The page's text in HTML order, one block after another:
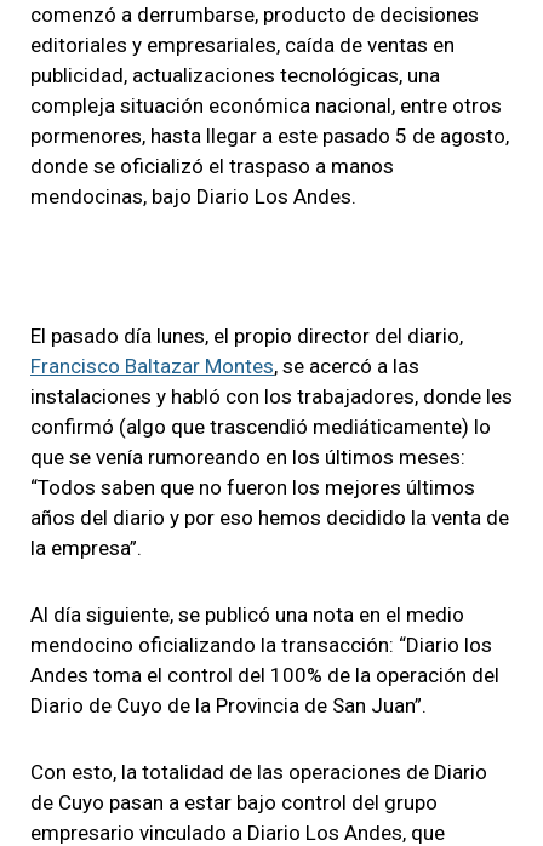
comenzó a derrumbarse, producto de decisiones
editoriales y empresariales, caída de ventas en
publicidad, actualizaciones tecnológicas, una
compleja situación económica nacional, entre otros
pormenores, hasta llegar a este pasado 5 de agosto,
donde se oficializó el traspaso a manos
mendocinas, bajo Diario Los Andes.
El pasado día lunes, el propio director del diario,
Francisco Baltazar Montes, se acercó a las
instalaciones y habló con los trabajadores, donde les
confirmó (algo que trascendió mediáticamente) lo
que se venía rumoreando en los últimos meses:
“Todos saben que no fueron los mejores últimos
años del diario y por eso hemos decidido la venta de
la empresa”.
Al día siguiente, se publicó una nota en el medio
mendocino oficializando la transacción: “Diario los
Andes toma el control del 100% de la operación del
Diario de Cuyo de la Provincia de San Juan”.
Con esto, la totalidad de las operaciones de Diario
de Cuyo pasan a estar bajo control del grupo
empresario vinculado a Diario Los Andes, que